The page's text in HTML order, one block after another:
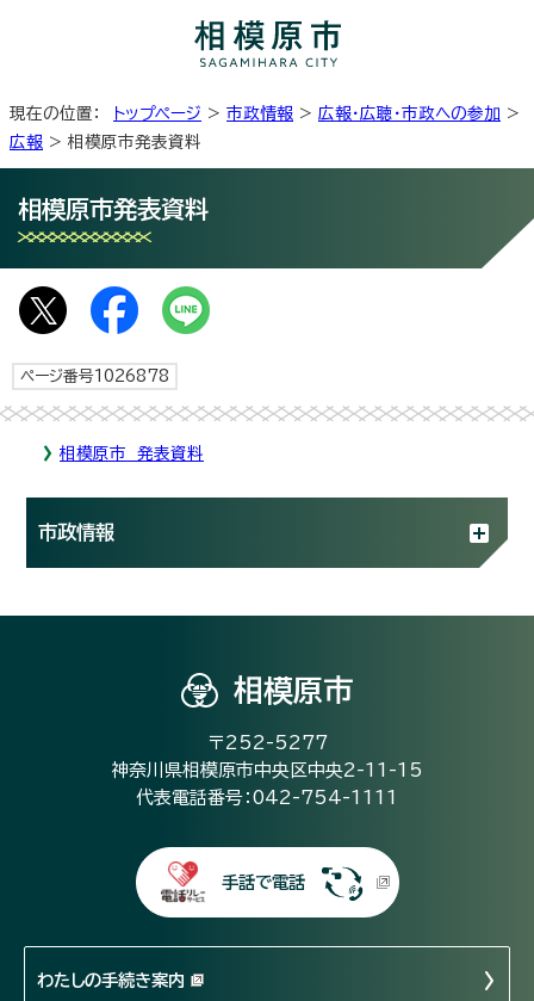
現在の位置： トップページ > 市政情報 > 広報・広聴・市政への参加 >
広報 > 相模原市発表資料
相模原市発表資料
ページ番号1026878
相模原市 発表資料
市政情報
相模原市
〒252-5277
神奈川県相模原市中央区中央2-11-15
代表電話番号：042-754-1111
手話で電話
わたしの手続き案内